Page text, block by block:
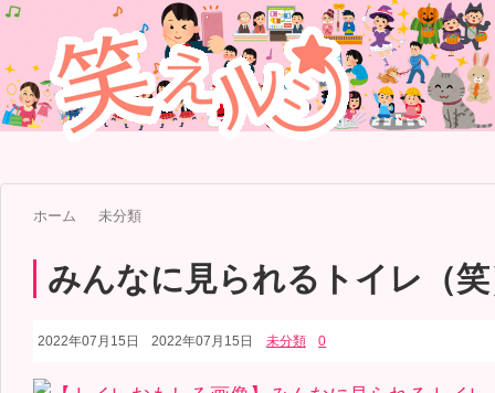
ホーム 未分類
みんなに見られるトイレ（
2022年07月15日 2022年07月15日 未分類 0